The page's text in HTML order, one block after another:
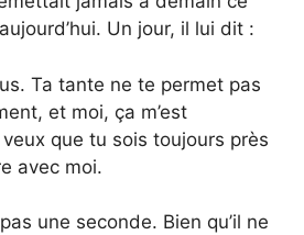
Un jour, il lui dit :
Ta tante ne te permet pas
et moi, ça m’est
que tu sois toujours près
avec moi.
une seconde. Bien qu’il ne